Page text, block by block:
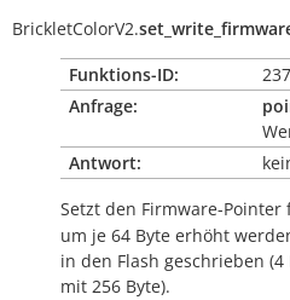
BrickletColorV2.
Funktions-ID:
237
Anfrage:
Antwort:
Setzt den Firmware-Pointer
um je 64 Byte erhöht
in den Flash geschrieben
mit 256 Byte).